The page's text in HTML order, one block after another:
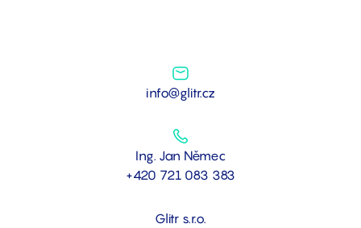
info@glitr.cz
Ing. Jan Němec
+420 721 083 383
Glitr s.r.o.